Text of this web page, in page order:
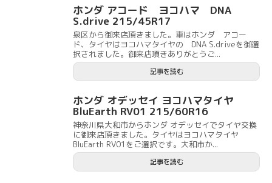
ホンダ アコード ヨコハマ DNA
S.drive 215/45R17
泉区から御来店頂きました。車はホンダ アコー
ド、タイヤはヨコハマタイヤの DNA S.driveを御選
択されました。御来店頂きありがとうご...
記事を読む
ホンダ オデッセイ ヨコハマタイヤ
BluEarth RV01 215/60R16
神奈川県大和市からホンダ オデッセイでタイヤ交換
に御来店頂きました。タイヤはヨコハマタイヤ
BluEarth RV01をご選択です。大和市か...
記事を読む